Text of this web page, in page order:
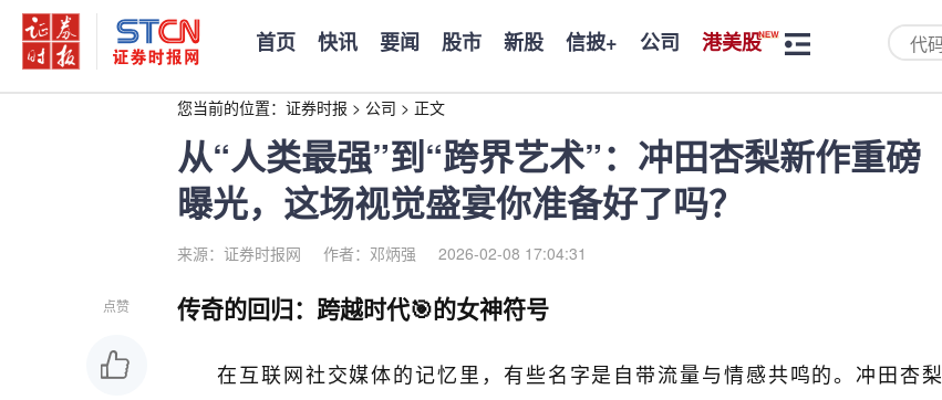
首页 快讯 要闻 股市 新股 信披+ 公司 港美股
您当前的位置： 证券时报 > 公司 > 正文
从“人类最强”到“跨界艺术”：冲田杏梨新作重磅
曝光，这场视觉盛宴你准备好了吗？
来源：证券时报网 作者：邓炳强 2026-02-08 17:04:31
点赞 传奇的回归：跨越时代🎯的女神符号
在互联网社交媒体的记忆里，有些名字是自带流量与情感共鸣的。冲田杏梨